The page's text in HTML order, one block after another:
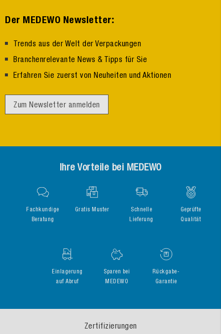
Der MEDEWO Newsletter:
Trends aus der Welt der Verpackungen
Branchenrelevante News & Tipps für Sie
Erfahren Sie zuerst von Neuheiten und Aktionen
Zum Newsletter anmelden
Ihre Vorteile bei MEDEWO
Fachkundige
Beratung
Gratis Muster
Schnelle
Lieferung
Geprüfte
Qualität
Einlagerung
auf Abruf
Sparen bei
MEDEWO
Rückgabe-
Garantie
Zertifizierungen